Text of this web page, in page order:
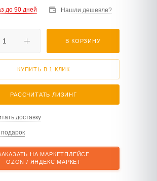
до 90 дней Нашли дешевле?
В КОРЗИНУ
КУПИТЬ В 1 КЛИК
РАССЧИТАТЬ ЛИЗИНГ
доставку
НА МАРКЕТПЛЕЙСЕ
OZON / ЯНДЕКС МАРКЕТ